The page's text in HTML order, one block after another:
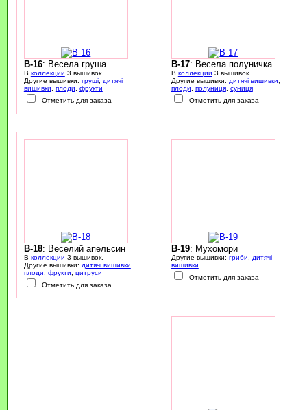
B-16: Весела груша
В коллекции 3 вышивок.
Другие вышивки: груші,
дитячі
вишивки
плоди
фрукти
Отметить для заказа
B-17: Весела полуничка
В коллекции 3 вышивок.
Другие вышивки: дитячі вишивки
плоди
полуниця, суниця
Отметить для заказа
B-18: Веселий апельсин
В коллекции 3 вышивок.
Другие вышивки: дитячі вишивки
плоди
фрукти
цитруси
Отметить для заказа
B-19: Мухомори
Другие вышивки: гриби
дитячі
вишивки
Отметить для заказа